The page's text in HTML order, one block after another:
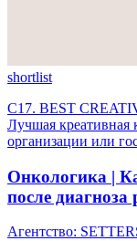
shortlist
C17. BEST
Лучшая креативная
организации или
Онкологика |
после диагноза
Агентство: